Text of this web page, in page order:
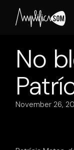
content
No
November 26,